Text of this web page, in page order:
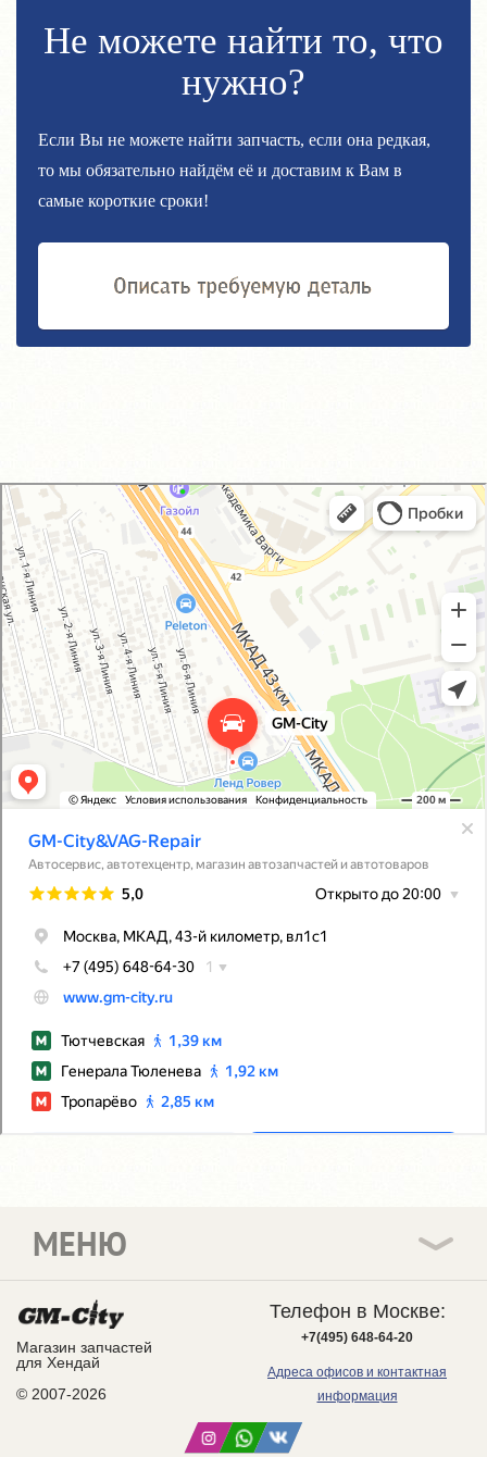
Не можете найти то, что
нужно?
Если Вы не можете найти запчасть, если она редкая,
то мы обязательно найдём её и доставим к Вам в
самые короткие сроки!
GM-City&VAG-Repair
Автосервис, автотехцентр в Москве
Магазин автозапчастей и автотоваров в Москве
Магазин запчастей
для Хендай
© 2007-2026
МЕНЮ
Телефон в Москве:
+7(495) 648-64-20
Адреса офисов и контактная
информация